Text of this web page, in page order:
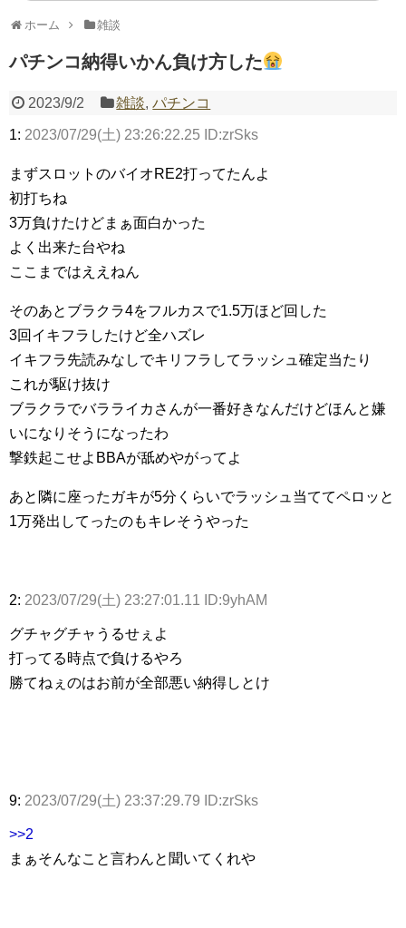
いヤバいか教えて？...
Powered by livedoor 相互RSS
ホーム 雑談
パチンコ納得いかん負け方した
2023/9/2 雑談,パチンコ
1: 2023/07/29(土) 23:26:22.25 ID:zrSks
まずスロットのバイオRE2打ってたんよ
初打ちね
3万負けたけどまぁ面白かった
よく出来た台やね
ここまではええねん
そのあとブラクラ4をフルカスで1.5万ほど回した
3回イキフラしたけど全ハズレ
イキフラ先読みなしでキリフラしてラッシュ確定当たり
これが駆け抜け
ブラクラでバラライカさんが一番好きなんだけどほんと嫌
いになりそうになったわ
撃鉄起こせよBBAが舐めやがってよ
あと隣に座ったガキが5分くらいでラッシュ当ててペロッと
1万発出してったのもキレそうやった
2: 2023/07/29(土) 23:27:01.11 ID:9yhAM
グチャグチャうるせぇよ
打ってる時点で負けるやろ
勝てねぇのはお前が全部悪い納得しとけ
9: 2023/07/29(土) 23:37:29.79 ID:zrSks
>>2
まぁそんなこと言わんと聞いてくれや